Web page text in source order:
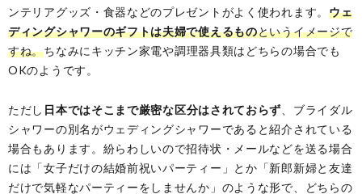
ンテリアグッズ・食器などのプレゼントがよく使われます。 ウェ
ディングシャワーのギフトは夫婦で使えるものというイメージで
すね。ちなみにキッチン家電や調理器具類はどちらの場合でも
OKのようです。
ただし 日本ではそこまで厳密な区分はされておらず 、ブライダル
シャワーの別名がウェディングシャワーであると紹介されている
場合もあります。紛らわしいので招待状・メールなどを送る場合
には「女子だけの結婚前祝いパーティー」とか「新郎新婦と友達
だけで気軽なパーティーをしませんか」のような形で、どちらの